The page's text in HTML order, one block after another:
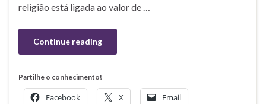
religião está ligada ao valor de …
Continue reading
Partilhe o conhecimento!
Facebook X Email